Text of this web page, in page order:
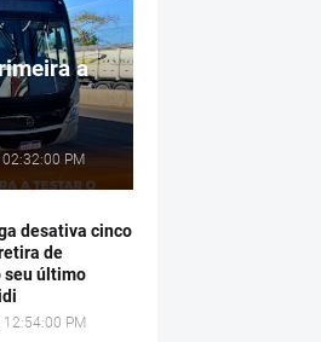
a
PM
desativa cinco
de
seu último
PM